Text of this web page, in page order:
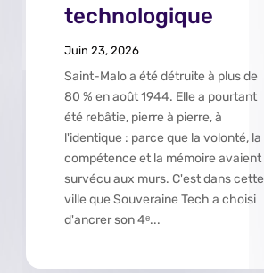
technologique
Juin 23, 2026
Saint-Malo a été détruite à plus de
80 % en août 1944. Elle a pourtant
été rebâtie, pierre à pierre, à
l'identique : parce que la volonté, la
compétence et la mémoire avaient
survécu aux murs. C'est dans cette
ville que Souveraine Tech a choisi
d'ancrer son 4ᵉ...